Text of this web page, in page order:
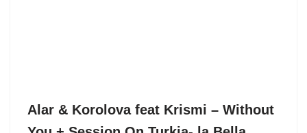
Alar & Korolova feat Krismi – Without